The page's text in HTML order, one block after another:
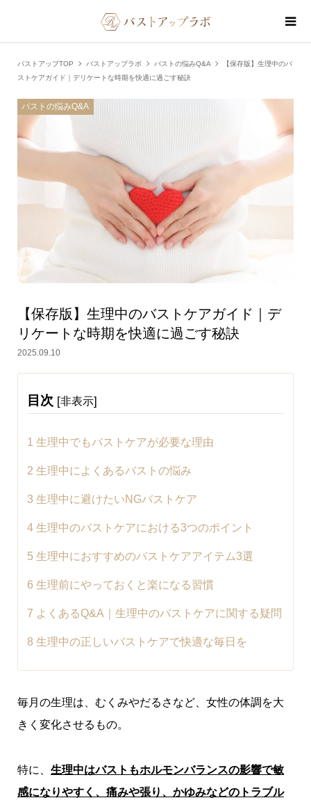
バストアップTOP バストアップラボ バストの悩みQ&A
【保存版】生理中のバ
ストケアガイド｜デリケートな時期を快適に過ごす秘訣
バストの悩みQ&A
【保存版】生理中のバストケアガイド｜デ
リケートな時期を快適に過ごす秘訣
2025.09.10
目次 [非表示]
1 生理中でもバストケアが必要な理由
2 生理中によくあるバストの悩み
3 生理中に避けたいNGバストケア
4 生理中のバストケアにおける3つのポイント
5 生理中におすすめのバストケアアイテム3選
6 生理前にやっておくと楽になる習慣
7 よくあるQ&A｜生理中のバストケアに関する疑問
8 生理中の正しいバストケアで快適な毎日を
毎月の生理は、むくみやだるさなど、女性の体調を大
きく変化させるもの。
特に、 生理中はバストもホルモンバランスの影響で敏
感になりやすく、痛みや張り、かゆみなどのトラブル